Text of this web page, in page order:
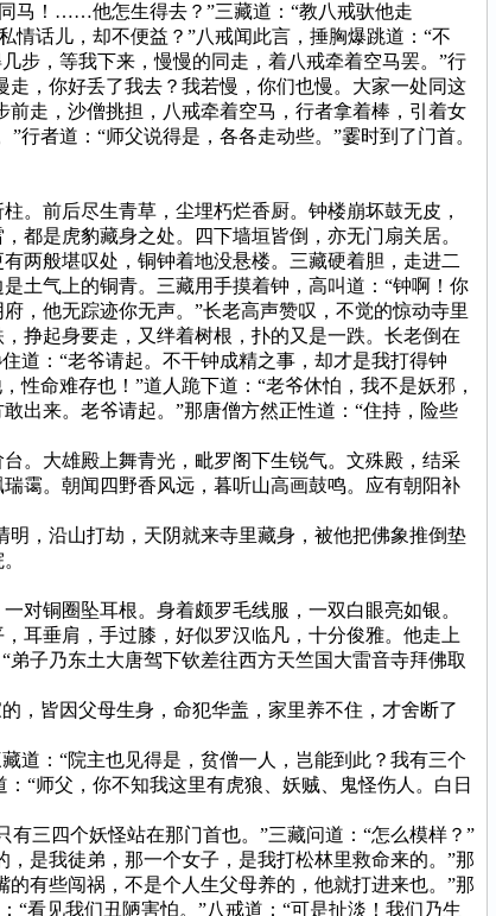
马！……他怎生得去？”三藏道：“教八戒驮他走
情话儿，却不便益？”八戒闻此言，捶胸爆跳道：“不
步，等我下来，慢慢的同走，着八戒牵着空马罢。”行
，你好丢了我去？我若慢，你们也慢。大家一处同这
走，沙僧挑担，八戒牵着空马，行者拿着棒，引着女
者道：“师父说得是，各各走动些。”霎时到了门首。
前后尽生青草，尘埋朽烂香厨。钟楼崩坏鼓无皮，
都是虎豹藏身之处。四下墙垣皆倒，亦无门扇关居。
两般堪叹处，铜钟着地没悬楼。三藏硬着胆，走进二
土气上的铜青。三藏用手摸着钟，高叫道：“钟啊！你
，他无踪迹你无声。”长老高声赞叹，不觉的惊动寺里
挣起身要走，又绊着树根，扑的又是一跌。长老倒在
道：“老爷请起。不干钟成精之事，却才是我打得钟
命难存也！”道人跪下道：“老爷休怕，我不是妖邪，
出来。老爷请起。”那唐僧方然正性道：“住持，险些
。大雄殿上舞青光，毗罗阁下生锐气。文殊殿，结采
霭。朝闻四野香风远，暮听山高画鼓鸣。应有朝阳补
，沿山打劫，天阴就来寺里藏身，被他把佛象推倒垫
铜圈坠耳根。身着颇罗毛线服，一双白眼亮如银。
耳垂肩，手过膝，好似罗汉临凡，十分俊雅。他走上
子乃东土大唐驾下钦差往西方天竺国大雷音寺拜佛取
皆因父母生身，命犯华盖，家里养不住，才舍断了
：“院主也见得是，贫僧一人，岂能到此？我有三个
“师父，你不知我这里有虎狼、妖贼、鬼怪伤人。白日
三四个妖怪站在那门首也。”三藏问道：“怎么模样？”
是我徒弟，那一个女子，是我打松林里救命来的。”那
有些闯祸，不是个人生父母养的，他就打进来也。”那
“看见我们丑陋害怕。”八戒道：“可是扯淡！我们乃生